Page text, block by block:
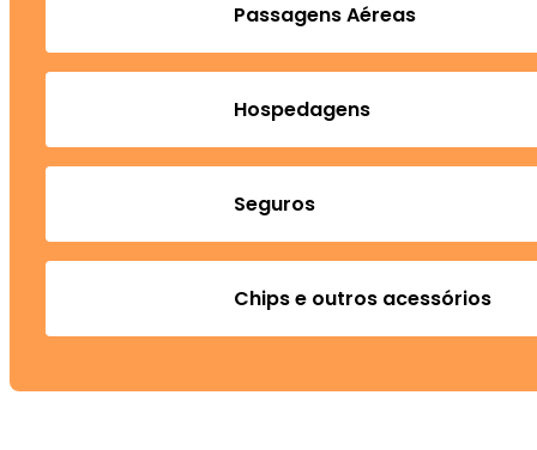
Passagens Aéreas
Hospedagens
Seguros
Chips e outros acessórios